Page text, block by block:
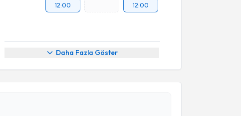
12:00
12:00
Daha Fazla Göster